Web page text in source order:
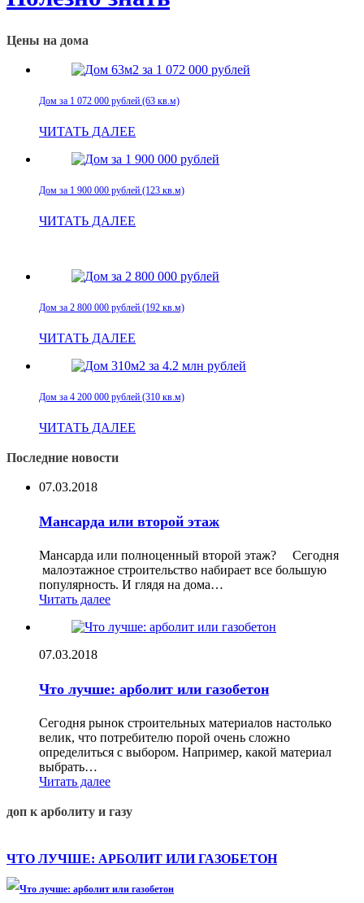
Цены на дома
Дом за 1 072 000 рублей (63 кв.м)
ЧИТАТЬ ДАЛЕЕ
Дом за 1 900 000 рублей (123 кв.м)
ЧИТАТЬ ДАЛЕЕ
Дом за 2 800 000 рублей (192 кв.м)
ЧИТАТЬ ДАЛЕЕ
Дом за 4 200 000 рублей (310 кв.м)
ЧИТАТЬ ДАЛЕЕ
Последние новости
07.03.2018
Мансарда или второй этаж
Мансарда или полноценный второй этаж? Сегодня
малоэтажное строительство набирает все большую
популярность. И глядя на дома…
Читать далее
07.03.2018
Что лучше: арболит или газобетон
Сегодня рынок строительных материалов настолько
велик, что потребителю порой очень сложно
определиться с выбором. Например, какой материал
выбрать…
Читать далее
доп к арболиту и газу
ЧТО ЛУЧШЕ: АРБОЛИТ ИЛИ ГАЗОБЕТОН